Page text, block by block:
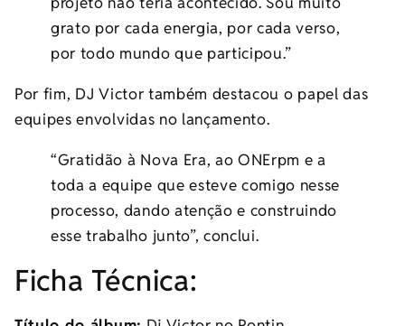
grato por cada energia, por cada verso,
por todo mundo que participou.”
Por fim, DJ Victor também destacou o papel das
equipes envolvidas no lançamento.
“Gratidão à Nova Era, ao ONErpm e a
toda a equipe que esteve comigo nesse
processo, dando atenção e construindo
esse trabalho junto”, conclui.
Ficha Técnica: